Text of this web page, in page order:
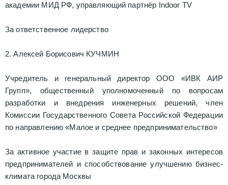
академии МИД РФ, управляющий партнёр Indoor TV
За ответственное лидерство
2. Алексей Борисович КУЧМИН
Учредитель и генеральный директор ООО «ИВК АИР
Групп», общественный уполномоченный по вопросам
разработки и внедрения инженерных решений, член
Комиссии Государственного Совета Российской Федерации
по направлению «Малое и среднее предпринимательство»
За активное участие в защите прав и законных интересов
предпринимателей и способствование улучшению бизнес-
климата города Москвы